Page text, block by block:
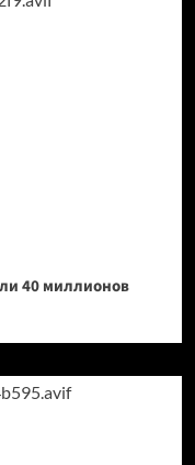
40 миллионов